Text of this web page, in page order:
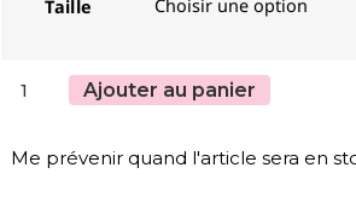
Taille
Ajouter au panier
Me prévenir quand l'article sera en